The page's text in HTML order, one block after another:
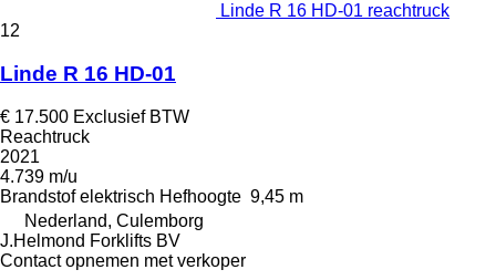
Linde R 16 HD-01 reachtruck
12
Linde R 16 HD-01
€ 17.500 Exclusief BTW
Reachtruck
2021
4.739 m/u
Brandstof elektrisch Hefhoogte 9,45 m
Nederland, Culemborg
J.Helmond Forklifts BV
Contact opnemen met verkoper